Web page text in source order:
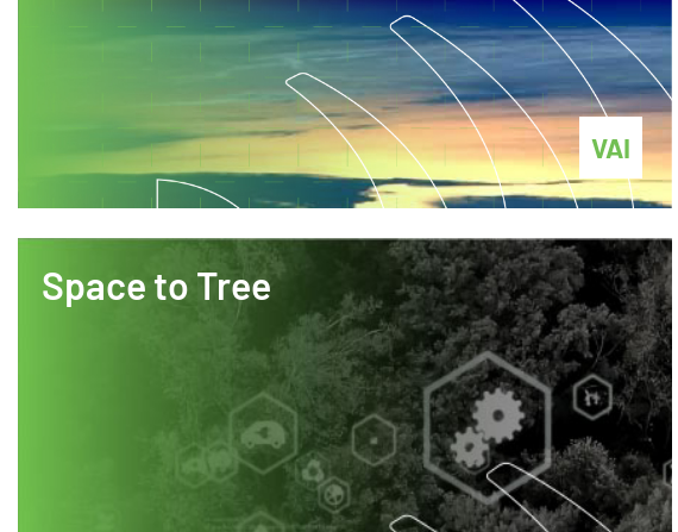
VAI
Space to Tree